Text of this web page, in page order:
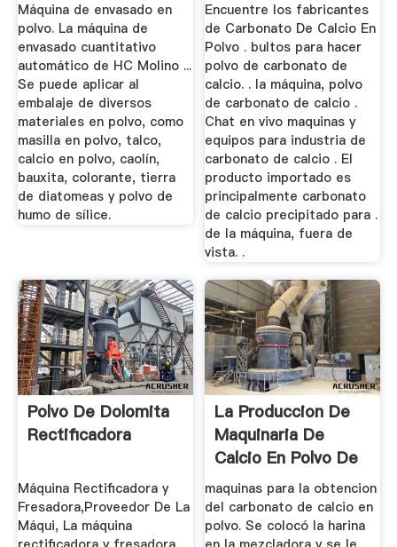
Máquina de envasado en
polvo. La máquina de
envasado cuantitativo
automático de HC Molino ...
Se puede aplicar al
embalaje de diversos
materiales en polvo, como
masilla en polvo, talco,
calcio en polvo, caolín,
bauxita, colorante, tierra
de diatomeas y polvo de
humo de sílice.
Encuentre los fabricantes
de Carbonato De Calcio En
Polvo . bultos para hacer
polvo de carbonato de
calcio. . la máquina, polvo
de carbonato de calcio .
Chat en vivo maquinas y
equipos para industria de
carbonato de calcio . El
producto importado es
principalmente carbonato
de calcio precipitado para .
de la máquina, fuera de
vista. .
Polvo De Dolomita
Rectificadora
Máquina Rectificadora y
Fresadora,Proveedor De La
Máqui, La máquina
La Produccion De
Maquinaria De
Calcio En Polvo De
Carbonato
maquinas para la obtencion
del carbonato de calcio en
polvo. Se colocó la harina